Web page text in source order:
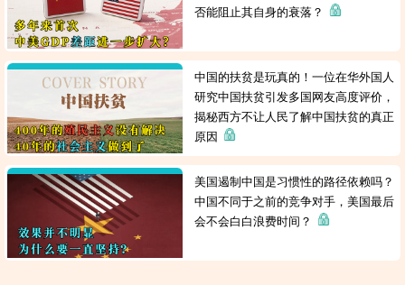
否能阻止其自身的衰落？
中国的扶贫是玩真的！一位在华外国人
研究中国扶贫引发多国网友高度评价，
揭秘西方不让人民了解中国扶贫的真正
原因
美国遏制中国是习惯性的路径依赖吗？
中国不同于之前的竞争对手，美国最后
会不会白白浪费时间？